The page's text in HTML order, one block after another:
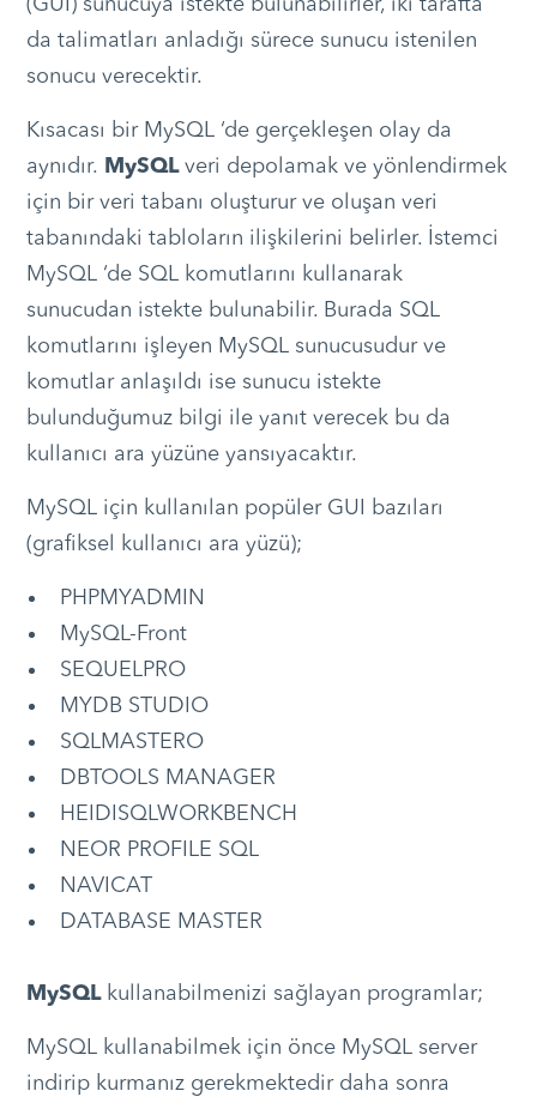
(GUI) sunucuya istekte bulunabilirler, iki tarafta
da talimatları anladığı sürece sunucu istenilen
sonucu verecektir.
Kısacası bir MySQL ‘de gerçekleşen olay da
aynıdır. MySQLveri depolamak ve yönlendirmek
için bir veri tabanı oluşturur ve oluşan veri
tabanındaki tabloların ilişkilerini belirler. İstemci
MySQL ‘de SQL komutlarını kullanarak
sunucudan istekte bulunabilir. Burada SQL
komutlarını işleyen MySQL sunucusudur ve
komutlar anlaşıldı ise sunucu istekte
bulunduğumuz bilgi ile yanıt verecek bu da
kullanıcı ara yüzüne yansıyacaktır.
MySQL için kullanılan popüler GUI bazıları
(grafiksel kullanıcı ara yüzü);
PHPMYADMIN
MySQL-Front
SEQUELPRO
MYDB STUDIO
SQLMASTERO
DBTOOLS MANAGER
HEIDISQLWORKBENCH
NEOR PROFILE SQL
NAVICAT
DATABASE MASTER
MySQLkullanabilmenizi sağlayan programlar;
MySQL kullanabilmek için önce MySQL server
indirip kurmanız gerekmektedir daha sonra